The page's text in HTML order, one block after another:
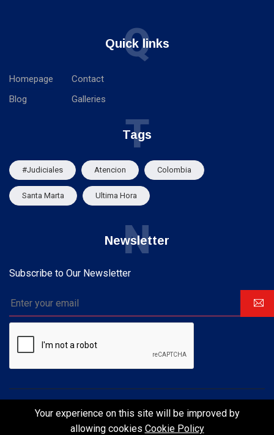
Quick links
Q
Homepage
Blog
Contact
Galleries
Tags
T
#Judiciales Atencion Colombia
Santa Marta Ultima Hora
Newsletter
N
Subscribe to Our Newsletter
©2024 UltraNews - | Design by AliThemes
Your experience on this site will be improved by
allowing cookies Cookie Policy